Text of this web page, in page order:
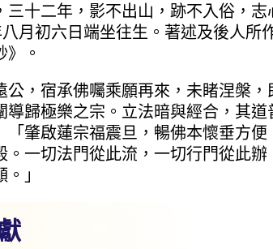
十二年，影不出山，跡不入俗，志
月初六日端坐往生。著述及後人所
。
，宿承佛囑乘願再來，未睹涅槃，
歸極樂之宗。立法暗與經合，其道
肇啟蓮宗福震旦，暢佛本懷垂方便
一切法門從此流，一切行門從此辦
」